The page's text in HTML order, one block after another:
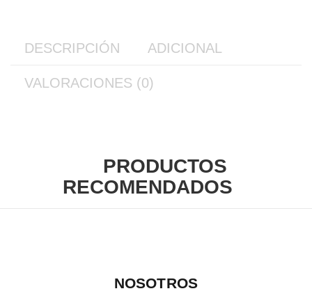
DESCRIPCIÓN ADICIONAL
VALORACIONES (0)
PRODUCTOS
RECOMENDADOS
NOSOTROS